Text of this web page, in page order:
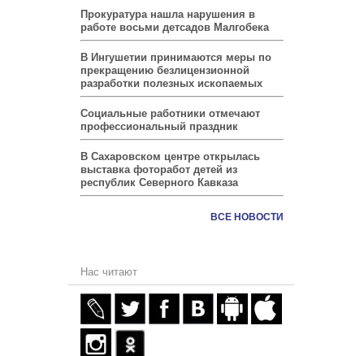
Прокуратура нашла нарушения в
работе восьми детсадов Малгобека
В Ингушетии принимаются меры по
прекращению безлицензионной
разработки полезных ископаемых
Социальные работники отмечают
профессиональный праздник
В Сахаровском центре открылась
выставка фоторабот детей из
республик Северного Кавказа
ВСЕ НОВОСТИ
Нас читают